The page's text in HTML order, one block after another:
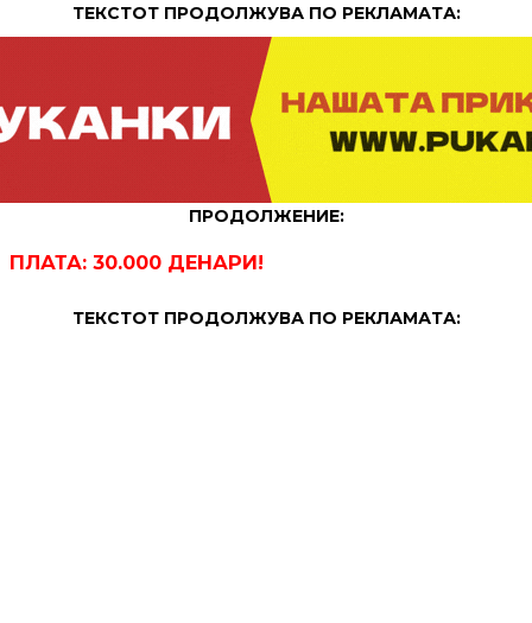
ТЕКСТОТ ПРОДОЛЖУВА ПО РЕКЛАМАТА:
ПРОДОЛЖЕНИЕ:
ПЛАТА: 30.000 ДЕНАРИ!
ТЕКСТОТ ПРОДОЛЖУВА ПО РЕКЛАМАТА: